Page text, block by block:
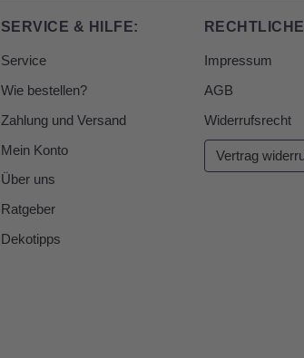
SERVICE & HILFE:
Service
Wie bestellen?
Zahlung und Versand
Mein Konto
Über uns
Ratgeber
Dekotipps
Impressum
AGB
Widerrufsrecht
Vertrag